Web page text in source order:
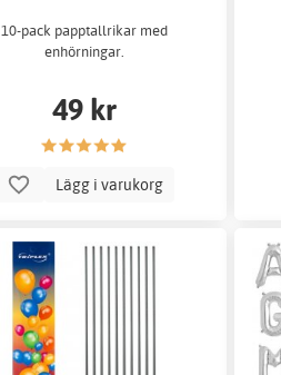
10-pack papptallrikar med
enhörningar.
49 kr
Lägg i varukorg